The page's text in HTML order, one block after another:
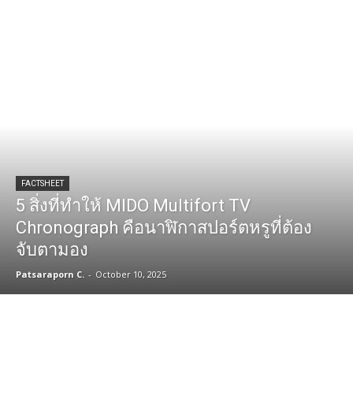
FACTSHEET
5 สิ่งที่ทำให้ MIDO Multifort TV
Chronograph คือนาฬิกาสปอร์ตหรูที่ต้อง
จับตามอง
Patsaraporn C. - October 10, 2025